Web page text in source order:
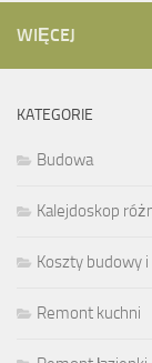
WIĘCEJ
KATEGORIE
Budowa
Kalejdoskop
Koszty budowy
Remont kuchni